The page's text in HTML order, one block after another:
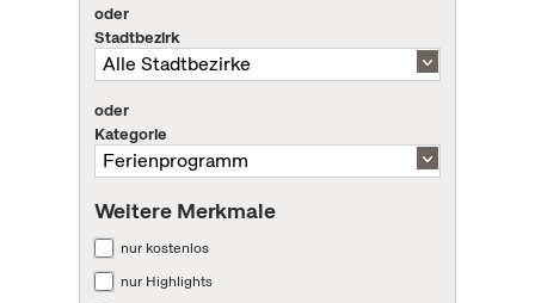
oder
Stadtbezirk
oder
Kategorie
Weitere Merkmale
nur kostenlos
nur Highlights